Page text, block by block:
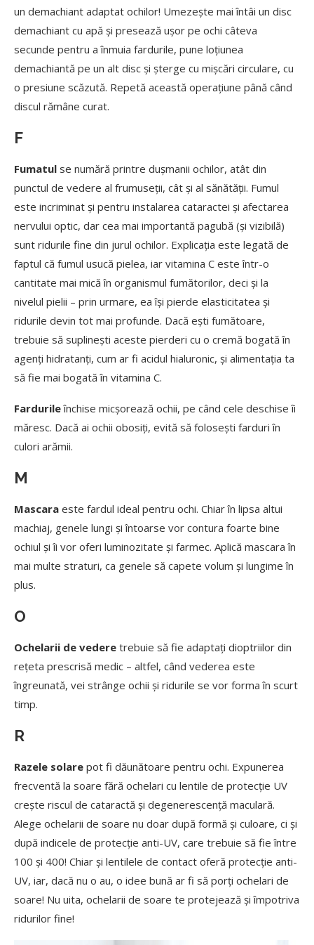
un demachiant adaptat ochilor! Umezește mai întâi un disc
demachiant cu apă și presează ușor pe ochi câteva
secunde pentru a înmuia fardurile, pune loțiunea
demachiantă pe un alt disc și șterge cu mișcări circulare, cu
o presiune scăzută. Repetă această operațiune până când
discul rămâne curat.
F
Fumatul se numără printre dușmanii ochilor, atât din
punctul de vedere al frumuseții, cât și al sănătății. Fumul
este incriminat și pentru instalarea cataractei și afectarea
nervului optic, dar cea mai importantă pagubă (și vizibilă)
sunt ridurile fine din jurul ochilor. Explicația este legată de
faptul că fumul usucă pielea, iar vitamina C este într-o
cantitate mai mică în organismul fumătorilor, deci și la
nivelul pielii – prin urmare, ea își pierde elasticitatea și
ridurile devin tot mai profunde. Dacă ești fumătoare,
trebuie să suplinești aceste pierderi cu o cremă bogată în
agenți hidratanți, cum ar fi acidul hialuronic, și alimentația ta
să fie mai bogată în vitamina C.
Fardurileînchise micșorează ochii, pe când cele deschise îi
măresc. Dacă ai ochii obosiți, evită să folosești farduri în
culori arămii.
M
Mascara este fardul ideal pentru ochi. Chiar în lipsa altui
machiaj, genele lungi și întoarse vor contura foarte bine
ochiul și îi vor oferi luminozitate și farmec. Aplică mascara în
mai multe straturi, ca genele să capete volum și lungime în
plus.
O
Ochelarii de vedere trebuie să fie adaptați dioptriilor din
rețeta prescrisă medic – altfel, când vederea este
îngreunată, vei strânge ochii și ridurile se vor forma în scurt
timp.
R
Razele solare pot fi dăunătoare pentru ochi. Expunerea
frecventă la soare fără ochelari cu lentile de protecție UV
crește riscul de cataractă și degenerescență maculară.
Alege ochelarii de soare nu doar după formă și culoare, ci și
după indicele de protecție anti-UV, care trebuie să fie între
100 și 400! Chiar și lentilele de contact oferă protecție anti-
UV, iar, dacă nu o au, o idee bună ar fi să porți ochelari de
soare! Nu uita, ochelarii de soare te protejează și împotriva
ridurilor fine!